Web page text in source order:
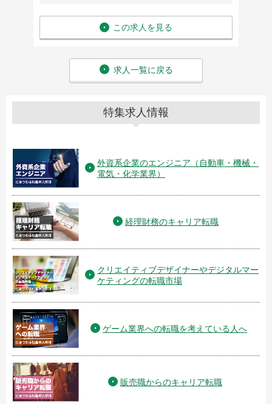
この求人を見る
求人一覧に戻る
特集求人情報
外資系企業のエンジニア（自動車・機械・
電気・化学業界）
経理財務のキャリア転職
クリエイティブデザイナーやデジタルマー
ケティングの転職市場
ゲーム業界への転職を考えている人へ
販売職からのキャリア転職